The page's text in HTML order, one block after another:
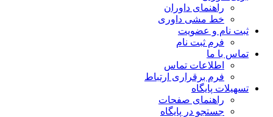
راهنمای داوران
خط مشی داوری
ثبت نام و عضویت
فرم ثبت نام
تماس با ما
اطلاعات تماس
فرم برقراری ارتباط
تسهیلات پایگاه
راهنمای صفحات
جستجو در پایگاه